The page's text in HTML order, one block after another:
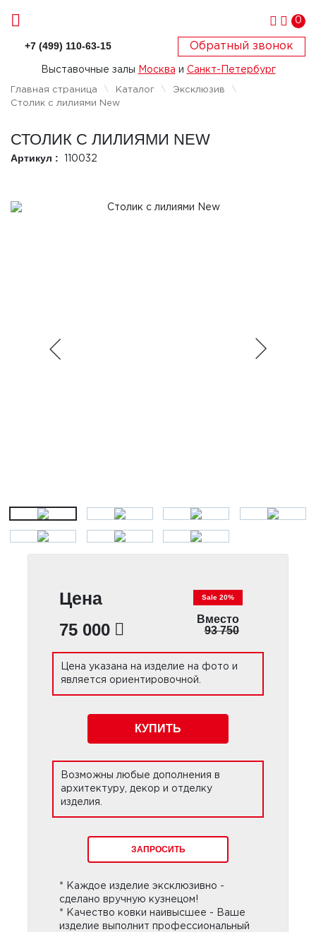
0
+7 (499) 110-63-15 Обратный звонок
Выставочные залы Москва и Санкт-Петербург
Главная страница Каталог
Эксклюзив
Столик с лилиями New
СТОЛИК С ЛИЛИЯМИ NEW
Артикул : 110032
Цена
75 000
Sale 20%
Вместо
93 750
Цена указана на изделие на фото и
является ориентировочной.
КУПИТЬ
Возможны любые дополнения в
архитектуру, декор и отделку
изделия.
ЗАПРОСИТЬ
* Каждое изделие эксклюзивно -
сделано вручную кузнецом!
* Качество ковки наивысшее - Ваше
изделие выполнит профессиональный